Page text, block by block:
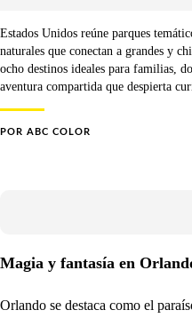
Estados Unidos reúne parques
naturales que conectan a grandes y
ocho destinos ideales para familias,
aventura compartida que despierta
POR ABC COLOR
Magia y fantasía en
Orlando se destaca como el